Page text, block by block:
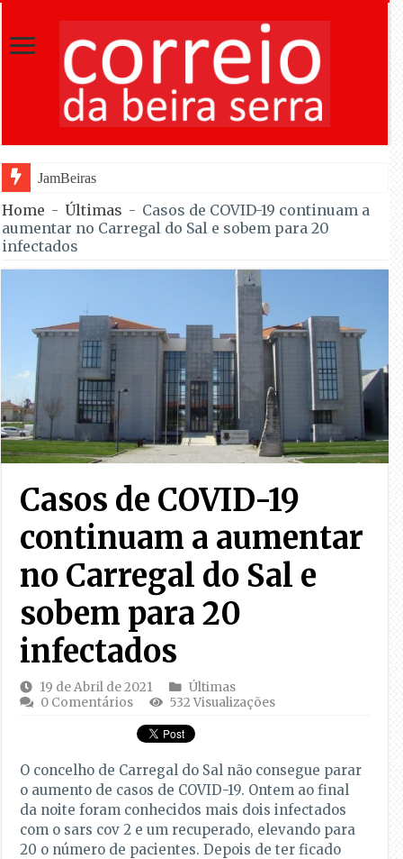
JamBeiras levou 1.500 escuteiros a Oliv
Home - Últimas - Casos de COVID-19 continuam a
aumentar no Carregal do Sal e sobem para 20
infectados
Casos de COVID-19
continuam a aumentar
no Carregal do Sal e
sobem para 20
infectados
19 de Abril de 2021
Últimas
0 Comentários
532 Visualizações
O concelho de Carregal do Sal não consegue parar
o aumento de casos de COVID-19. Ontem ao final
da noite foram conhecidos mais dois infectados
com o sars cov 2 e um recuperado, elevando para
20 o número de pacientes. Depois de ter ficado